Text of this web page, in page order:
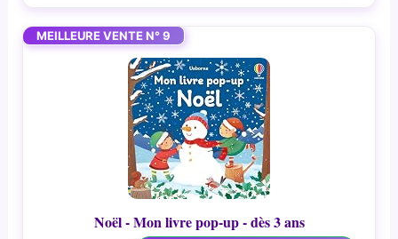
MEILLEURE VENTE N° 9
Noël - Mon livre pop-up - dès 3 ans